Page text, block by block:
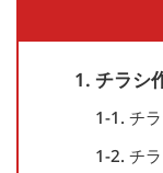
1. チラシ
1-1. チ
1-2. チ